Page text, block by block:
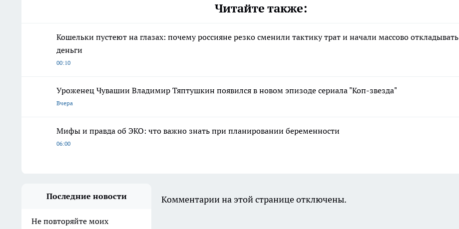
Читайте также:
Кошельки пустеют на глазах: почему россияне резко сменили тактику трат и начали массово откладывать
деньги
00:10
Уроженец Чувашии Владимир Тяптушкин появился в новом эпизоде сериала "Коп-звезда"
Вчера
Мифы и правда об ЭКО: что важно знать при планировании беременности
06:00
Последние новости
Не повторяйте моих
Комментарии на этой странице отключены.